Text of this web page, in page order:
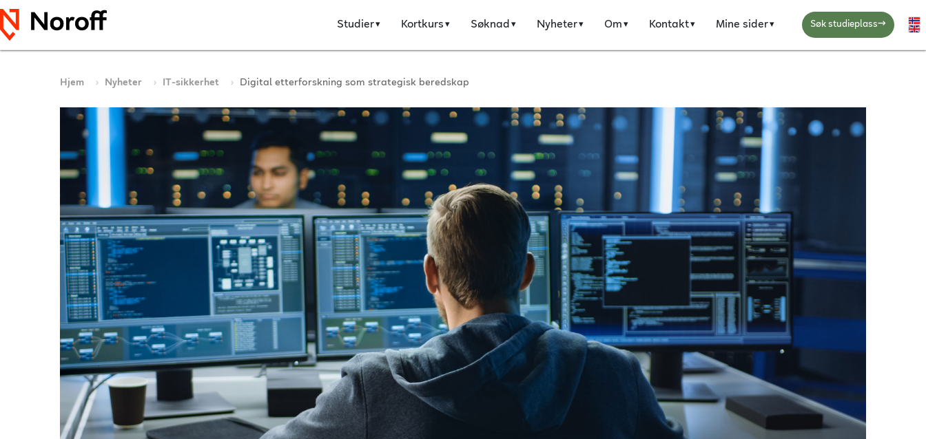
Studier Kortkurs Søknad Nyheter Om Kontakt Mine sider Søk studieplass→
Hjem Nyheter IT-sikkerhet Digital etterforskning som strategisk beredskap